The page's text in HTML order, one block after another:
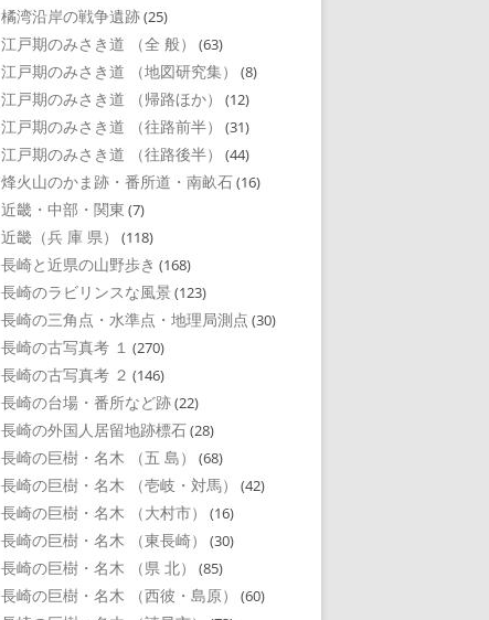
橘湾沿岸の戦争遺跡(25)
江戸期のみさき道 （全 般） (63)
江戸期のみさき道 （地図研究集） (8)
江戸期のみさき道 （帰路ほか） (12)
江戸期のみさき道 （往路前半） (31)
江戸期のみさき道 （往路後半） (44)
烽火山のかま跡・番所道・南畝石(16)
近畿・中部・関東 (7)
近畿（兵 庫 県） (118)
長崎と近県の山野歩き (168)
長崎のラビリンスな風景 (123)
長崎の三角点・水準点・地理局測点 (30)
長崎の古写真考 １ (270)
長崎の古写真考 ２ (146)
長崎の台場・番所など跡(22)
長崎の外国人居留地跡標石(28)
長崎の巨樹・名木 （五 島） (68)
長崎の巨樹・名木 （壱岐・対馬） (42)
長崎の巨樹・名木 （大村市） (16)
長崎の巨樹・名木 （東長崎） (30)
長崎の巨樹・名木 （県 北） (85)
長崎の巨樹・名木 （西彼・島原） (60)